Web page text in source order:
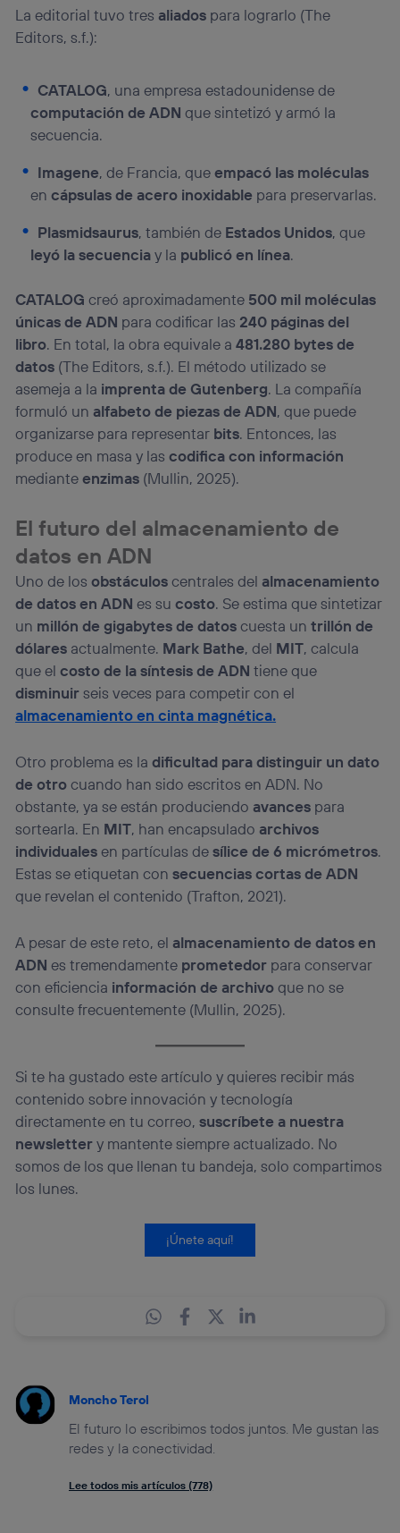
La editorial tuvo tres aliados para lograrlo (The
Editors, s.f.):
CATALOG, una empresa estadounidense de
computación de ADN que sintetizó y armó la
secuencia.
Imagene, de Francia, queempacó las moléculas
encápsulas de acero inoxidable para preservarlas.
Plasmidsaurus, también de Estados Unidos, que
leyó la secuenciay la publicó en línea.
CATALOG creó aproximadamente 500 mil moléculas
únicas de ADN para codificar las 240 páginas del
libro. En total, la obra equivale a481.280 bytes de
datos (The Editors, s.f.). El método utilizado se
asemeja a la imprenta de Gutenberg. La compañía
formuló un alfabeto de piezas de ADN, que puede
organizarse para representar bits. Entonces, las
produce en masa y lascodifica con información
medianteenzimas (Mullin, 2025).
El futuro del almacenamiento de
datos en ADN
Uno de losobstáculoscentrales del almacenamiento
de datos en ADN es sucosto. Se estima que sintetizar
un millón de gigabytes de datoscuesta untrillón de
dólares actualmente. Mark Bathe, del MIT, calcula
que elcosto de la síntesis de ADN tiene que
disminuirseis veces para competir con el
almacenamiento en cinta magnética.
Otro problema es ladificultad para distinguir un dato
de otrocuando han sido escritos en ADN. No
obstante, ya se están produciendo avances para
sortearla. En MIT, han encapsulado archivos
individualesen partículas desílice de 6 micrómetros.
Estas se etiquetan consecuencias cortas de ADN
que revelan el contenido (Trafton, 2021).
A pesar de este reto, el almacenamiento de datos en
ADN es tremendamente prometedor para conservar
con eficiencia información de archivoque no se
consulte frecuentemente (Mullin, 2025).
Si te ha gustado este artículo y quieres recibir más
contenido sobre innovación y tecnología
directamente en tu correo,suscríbete a nuestra
newslettery mantente siempre actualizado. No
somos de los que llenan tu bandeja, solo compartimos
los lunes.
¡Únete aquí!
Moncho Terol
El futuro lo escribimos todos juntos. Me gustan las
redes y la conectividad.
Lee todos mis artículos (778)